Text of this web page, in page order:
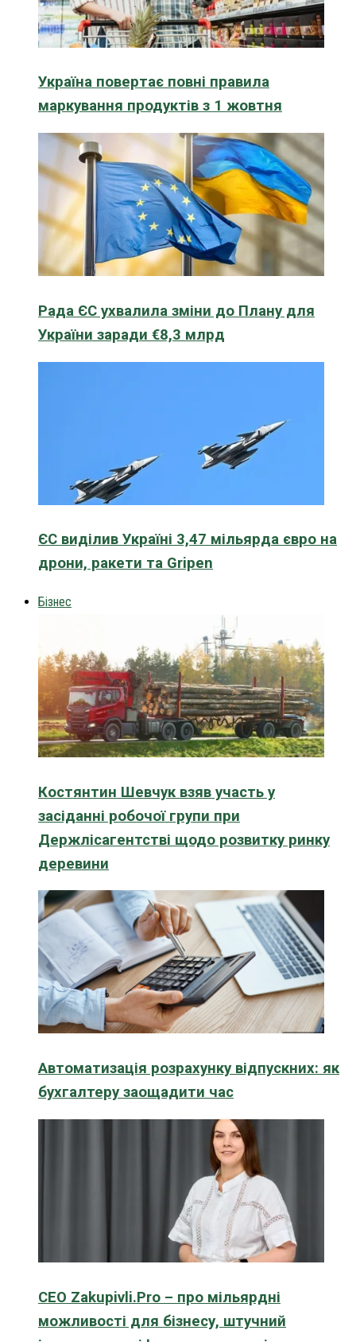
Україна повертає повні правила
маркування продуктів з 1 жовтня
Рада ЄС ухвалила зміни до Плану для
України заради €8,3 млрд
ЄС виділив Україні 3,47 мільярда євро на
дрони, ракети та Gripen
Бізнес
Костянтин Шевчук взяв участь у
засіданні робочої групи при
Держлісагентстві щодо розвитку ринку
деревини
Автоматизація розрахунку відпускних: як
бухгалтеру заощадити час
CEO Zakupivli.Pro – про мільярдні
можливості для бізнесу, штучний